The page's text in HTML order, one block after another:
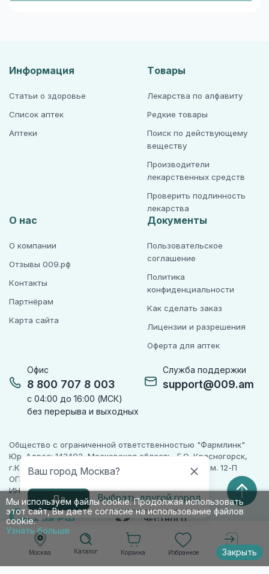
Москва
Ваш город Москва?
Да Выбрать другой город
Каталог Корзина Избранное Войти
Мы используем файлы cookie. Продолжая использовать
этот сайт, Вы даете согласие на использование файлов
cookie.
Узнать больше
Закрыть
Офис
8 800 707 8 003
с 04:00 до 16:00 (МСК)
без перерыва и выходных
Служба поддержки
support@009.am
Информация
Статьи о здоровье
Список аптек
Аптеки
Товары
Лекарства по алфавиту
Редкие товары
Поиск по действующему
веществу
Производители
лекарственных средств
Проверить подлинность
лекарства
О нас
О компании
Отзывы 009.рф
Контакты
Партнёрам
Карта сайта
Документы
Пользовательское
соглашение
Политика
конфиденциальности
Как сделать заказ
Лицензии и разрешения
Оферта для аптек
Общество с ограниченной ответственностью "Фармлинк"
Юр. Адрес: 143402, Московская область, Г.О. Красногорск,
г.Красногорск, ул. Жуковского, д. 17, помещ. III, ком. 12-П
ОГРН 1225000071955
ИНН 5024223277
ПАРТНЕР
ЧЕСТНОГО